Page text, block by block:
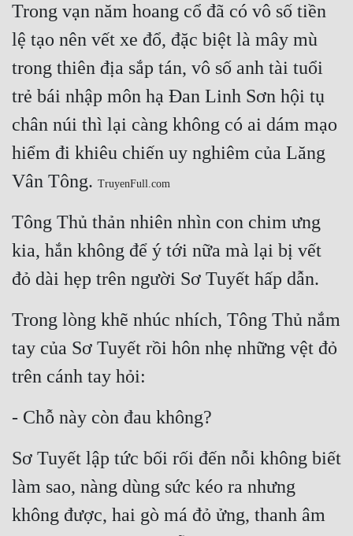
Nữ Cường
Nữ Phụ
Phong Thủy - Tâm Linh
Phản Phái
Quan Trường
Sắc
Thanh Xuân
Trinh Thám
Triều Đấu
Trùng Sinh
Trọng Sinh
Trong vạn năm hoang cổ đã có vô số tiền
lệ tạo nên vết xe đổ, đặc biệt là mây mù
trong thiên địa sắp tán, vô số anh tài tuổi
trẻ bái nhập môn hạ Đan Linh Sơn hội tụ
chân núi thì lại càng không có ai dám mạo
hiểm đi khiêu chiến uy nghiêm của Lăng
Vân Tông. TruyenFull.com
Tông Thủ thản nhiên nhìn con chim ưng
kia, hắn không để ý tới nữa mà lại bị vết
đỏ dài hẹp trên người Sơ Tuyết hấp dẫn.
Trong lòng khẽ nhúc nhích, Tông Thủ nắm
tay của Sơ Tuyết rồi hôn nhẹ những vệt đỏ
trên cánh tay hỏi:
- Chỗ này còn đau không?
Sơ Tuyết lập tức bối rối đến nỗi không biết
làm sao, nàng dùng sức kéo ra nhưng
không được, hai gò má đỏ ửng, thanh âm